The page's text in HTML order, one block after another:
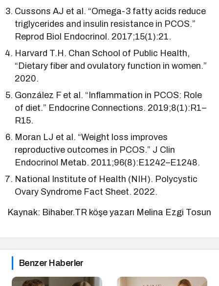
Cussons AJ et al. “Omega-3 fatty acids reduce
triglycerides and insulin resistance in PCOS.”
Reprod Biol Endocrinol. 2017;15(1):21.
Harvard T.H. Chan School of Public Health,
“Dietary fiber and ovulatory function in women.”
2020.
González F et al. “Inflammation in PCOS: Role
of diet.” Endocrine Connections. 2019;8(1):R1–
R15.
Moran LJ et al. “Weight loss improves
reproductive outcomes in PCOS.” J Clin
Endocrinol Metab. 2011;96(8):E1242–E1248.
National Institute of Health (NIH). Polycystic
Ovary Syndrome Fact Sheet. 2022.
Kaynak: Bihaber.TR köşe yazarı Melina Ezgi Tosun
Benzer Haberler